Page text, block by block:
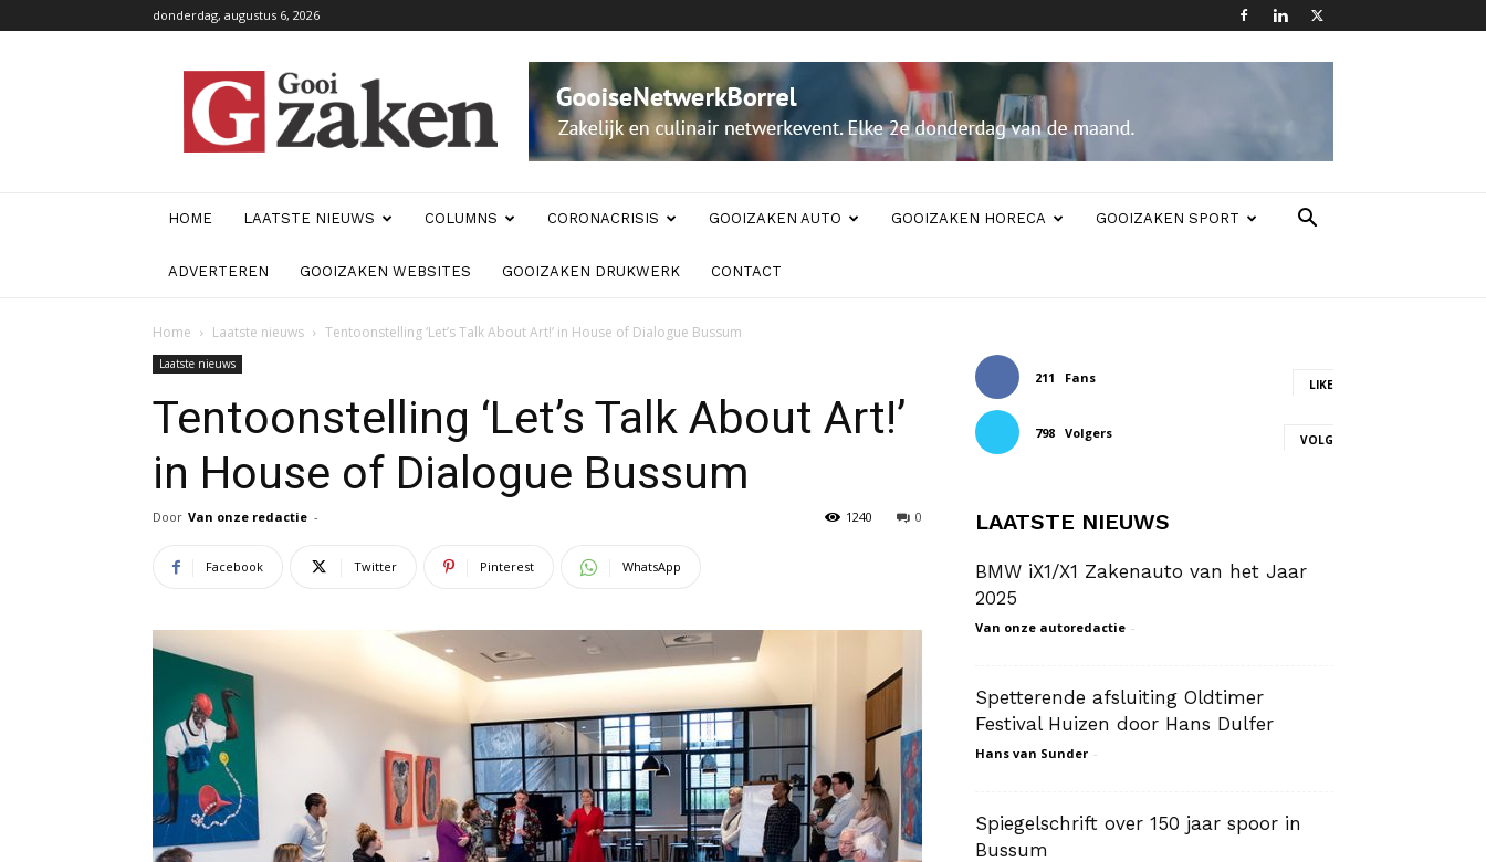
donderdag, augustus 6, 2026
HOME LAATSTE NIEUWS COLUMNS CORONACRISIS GOOIZAKEN AUTO GOOIZAKEN HORECA GOOIZAKEN SPORT
ADVERTEREN GOOIZAKEN WEBSITES GOOIZAKEN DRUKWERK CONTACT
Home Laatste nieuws Tentoonstelling ‘Let’s Talk About Art!’ in House of Dialogue Bussum
Laatste nieuws
Tentoonstelling ‘Let’s Talk About Art!’
in House of Dialogue Bussum
Door Van onze redactie - 0
1240
Facebook Twitter Pinterest WhatsApp
211 Fans LIKE
798 Volgers VOLG
LAATSTE NIEUWS
BMW iX1/X1 Zakenauto van het Jaar
2025
Van onze autoredactie -
Spetterende afsluiting Oldtimer
Festival Huizen door Hans Dulfer
Hans van Sunder -
Spiegelschrift over 150 jaar spoor in
Bussum